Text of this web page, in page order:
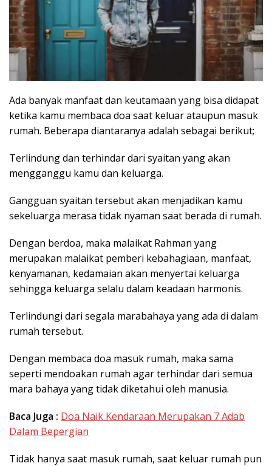
Ada banyak manfaat dan keutamaan yang bisa didapat
ketika kamu membaca doa saat keluar ataupun masuk
rumah. Beberapa diantaranya adalah sebagai berikut;
Terlindung dan terhindar dari syaitan yang akan
mengganggu kamu dan keluarga.
Gangguan syaitan tersebut akan menjadikan kamu
sekeluarga merasa tidak nyaman saat berada di rumah.
Dengan berdoa, maka malaikat Rahman yang
merupakan malaikat pemberi kebahagiaan, manfaat,
kenyamanan, kedamaian akan menyertai keluarga
sehingga keluarga selalu dalam keadaan harmonis.
Terlindungi dari segala marabahaya yang ada di dalam
rumah tersebut.
Dengan membaca doa masuk rumah, maka sama
seperti mendoakan rumah agar terhindar dari semua
mara bahaya yang tidak diketahui oleh manusia.
Baca Juga : Doa Naik Kendaraan Merupakan 7 Adab
Dalam Bepergian
Tidak hanya saat masuk rumah, saat keluar rumah pun